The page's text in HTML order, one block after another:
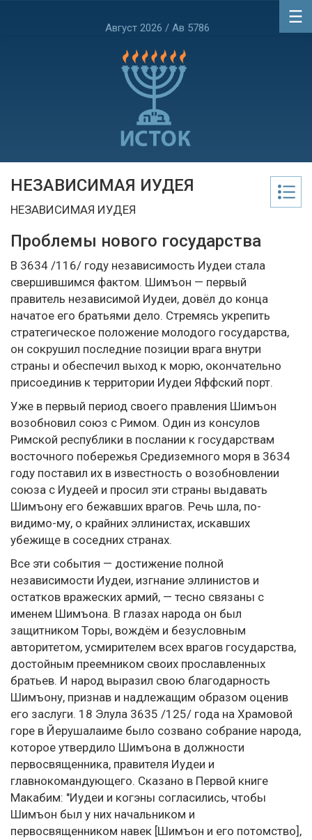
Август 2026 / Ав 5786
НЕЗАВИСИМАЯ ИУДЕЯ
НЕЗАВИСИМАЯ ИУДЕЯ
Проблемы нового государства
В 3634 /116/ году независимость Иудеи стала
свершившимся фактом. Шимъон — первый
правитель независимой Иудеи, довёл до конца
начатое его братьями дело. Стремясь укрепить
стратегическое положение молодого государства,
он сокрушил последние позиции врага внутри
страны и обеспечил выход к морю, окончательно
присоединив к территории Иудеи Яффский порт.
Уже в первый период своего правления Шимъон
возобновил союз с Римом. Один из консулов
Римской республики в послании к государствам
восточного побережья Средиземного моря в 3634
году поставил их в известность о возобновлении
союза с Иудеей и просил эти страны выдавать
Шимъону его бежавших врагов. Речь шла, по-
видимо-му, о крайних эллинистах, искавших
убежище в соседних странах.
Все эти события — достижение полной
независимости Иудеи, изгнание эллинистов и
остатков вражеских армий, — тесно связаны с
именем Шимъона. В глазах народа он был
защитником Торы, вождём и безусловным
авторитетом, усмирителем всех врагов государства,
достойным преемником своих прославленных
братьев. И народ выразил свою благодарность
Шимъону, признав и надлежащим образом оценив
его заслуги. 18 Элула 3635 /125/ года на Храмовой
горе в Йерушалаиме было созвано собрание народа,
которое утвердило Шимъона в должности
первосвященника, правителя Иудеи и
главнокомандующего. Сказано в Первой книге
Макабим: "Иудеи и когэны согласились, чтобы
Шимъон был у них начальником и
первосвященником навек [Шимъон и его потомство],